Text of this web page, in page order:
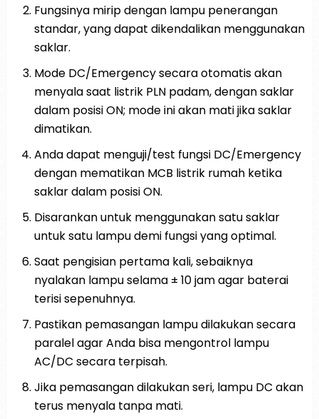
Fungsinya mirip dengan lampu penerangan
standar, yang dapat dikendalikan menggunakan
saklar.
Mode DC/Emergency secara otomatis akan
menyala saat listrik PLN padam, dengan saklar
dalam posisi ON; mode ini akan mati jika saklar
dimatikan.
Anda dapat menguji/test fungsi DC/Emergency
dengan mematikan MCB listrik rumah ketika
saklar dalam posisi ON.
Disarankan untuk menggunakan satu saklar
untuk satu lampu demi fungsi yang optimal.
Saat pengisian pertama kali, sebaiknya
nyalakan lampu selama ± 10 jam agar baterai
terisi sepenuhnya.
Pastikan pemasangan lampu dilakukan secara
paralel agar Anda bisa mengontrol lampu
AC/DC secara terpisah.
Jika pemasangan dilakukan seri, lampu DC akan
terus menyala tanpa mati.